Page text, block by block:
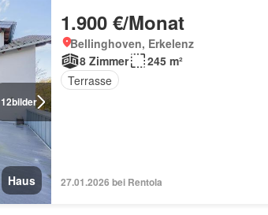
12bilder
Haus
1.900 €/Monat
Bellinghoven, Erkelenz
8 Zimmer
245 m²
Terrasse
27.01.2026 bei Rentola